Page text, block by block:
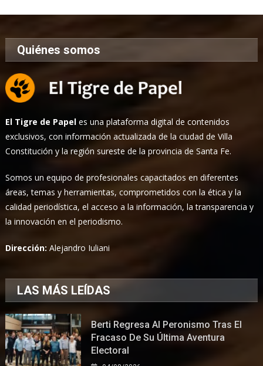
Quiénes somos
El Tigre de Papel es una plataforma digital de contenidos
exclusivos, con información actualizada de la ciudad de Villa
Constitución y la región sureste de la provincia de Santa Fe.
Somos un equipo de profesionales capacitados en diferentes
áreas, temas y herramientas, comprometidos con la ética y la
calidad periodística, el acceso a la información, la transparencia y
la innovación en el periodismo.
Dirección:Alejandro Iuliani
LAS MÁS LEÍDAS
Berti Regresa Al Peronismo Tras El
Fracaso De Su Última Aventura
Electoral